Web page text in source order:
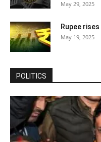
May 29, 2025
Rupee
May 19, 2025
POLITICS